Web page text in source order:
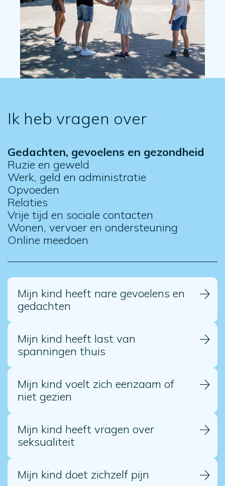
Ik heb vragen over
Gedachten, gevoelens en gezondheid
Ruzie en geweld
Werk, geld en administratie
Opvoeden
Relaties
Vrije tijd en sociale contacten
Wonen, vervoer en ondersteuning
Online meedoen
Mijn kind heeft nare gevoelens en
gedachten
Mijn kind heeft last van
spanningen thuis
Mijn kind voelt zich eenzaam of
niet gezien
Mijn kind heeft vragen over
seksualiteit
Mijn kind doet zichzelf pijn